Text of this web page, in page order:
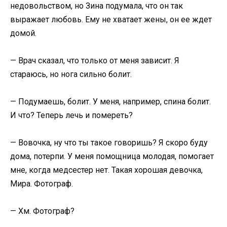
недовольством, но Зина подумала, что он так
выражает любовь. Ему не хватает жены, он ее ждет
домой.
— Врач сказал, что только от меня зависит. Я
стараюсь, но нога сильно болит.
— Подумаешь, болит. У меня, например, спина болит.
И что? Теперь лечь и помереть?
— Вовочка, ну что ты такое говоришь? Я скоро буду
дома, потерпи. У меня помощница молодая, помогает
мне, когда медсестер нет. Такая хорошая девочка,
Мира. Фотограф.
— Хм. Фотограф?